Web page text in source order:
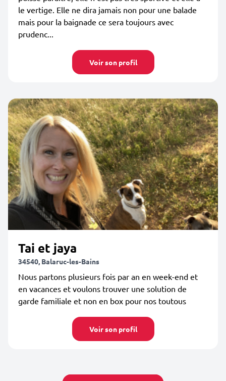
le vertige. Elle ne dira jamais non pour une balade
mais pour la baignade ce sera toujours avec
prudenc...
Voir son profil
Tai et jaya
34540, Balaruc-les-Bains
Nous partons plusieurs fois par an en week-end et
en vacances et voulons trouver une solution de
garde familiale et non en box pour nos toutous
Voir son profil